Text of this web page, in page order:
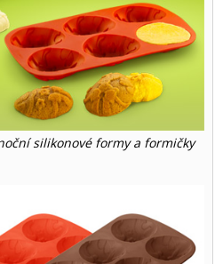
silikonové formy a formičky